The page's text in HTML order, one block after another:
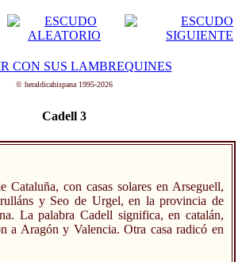
© heraldicahispana 1995-2026
Cadell 3
Cataluña, con casas solares en Arseguell,
y Seo de Urgel, en la provincia de
La palabra Cadell significa, en catalán,
a Aragón y Valencia. Otra casa radicó en